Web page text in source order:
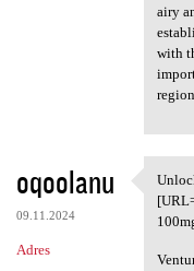
airy
with
oqoolanu
09.11.2024
Adres